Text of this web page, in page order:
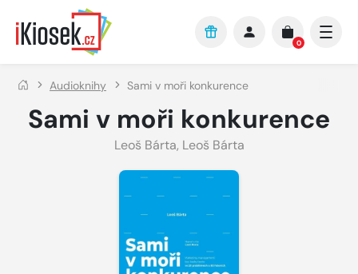
Přejít na hlavní obsah
0
Audioknihy Sami v moři konkurence
Sami v moři konkurence
Leoš Bárta, Leoš Bárta